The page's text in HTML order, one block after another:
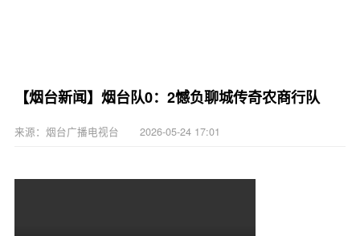
【烟台新闻】烟台队0：2憾负聊城传奇农商行队
来源：烟台广播电视台 2026-05-24 17:01